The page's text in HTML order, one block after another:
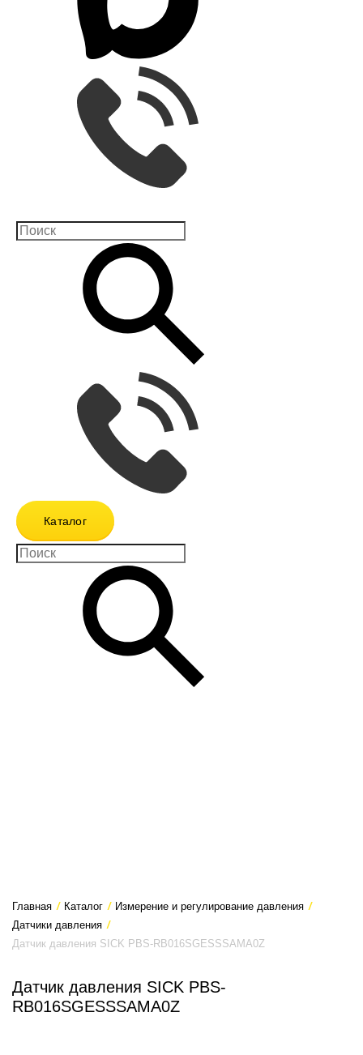
Каталог
Главная / Каталог / Измерение и регулирование давления /
Датчики давления /
Датчик давления SICK PBS-RB016SGESSSAMA0Z
Датчик давления SICK PBS-
RB016SGESSSAMA0Z